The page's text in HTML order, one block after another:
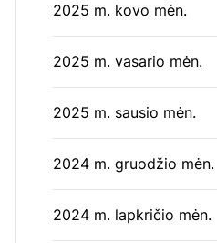
2025 m. kovo mėn.
2025 m. vasario mėn.
2025 m. sausio mėn.
2024 m. gruodžio mėn.
2024 m. lapkričio mėn.